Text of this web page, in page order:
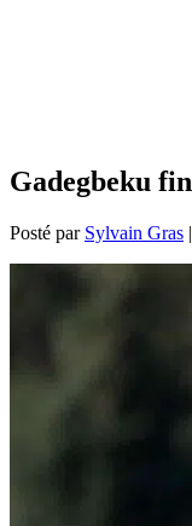
Gadegbeku
Posté par Sylvain Gras |